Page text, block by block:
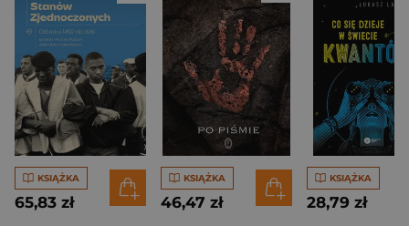
KSIĄŻKA
65,83 zł
KSIĄŻKA
46,47 zł
KSIĄŻKA
28,79 zł